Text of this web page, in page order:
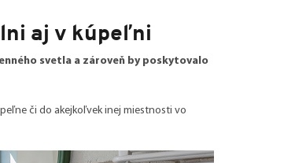
aj v kúpeľni
svetla a zároveň by poskytovalo
či do akejkoľvek inej miestnosti vo